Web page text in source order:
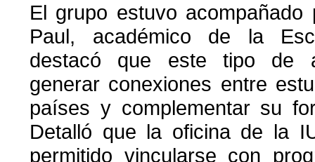
El grupo estuvo
Paul, académico de la
destacó que este tipo de
generar conexiones entre
países y complementar su
Detalló que la oficina de la
permitido vincularse con